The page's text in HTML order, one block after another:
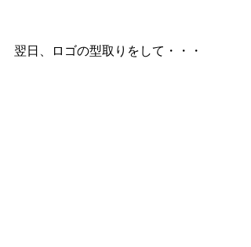
翌日、ロゴの型取りをして・・・